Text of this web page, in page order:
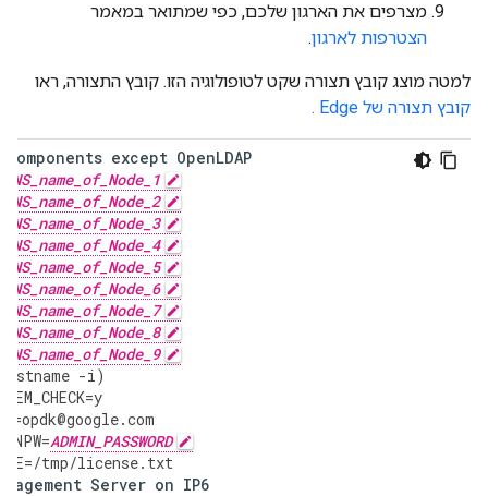
מצרפים את הארגון שלכם, כפי שמתואר במאמר
הצטרפות לארגון.
למטה מוצג קובץ תצורה שקט לטופולוגיה הזו. קובץ התצורה, ראו
קובץ תצורה של Edge .
components except OpenLDAP
hostname -i)
=y
=opdk@google.com
=ADMIN_PASSWORD
=/tmp/license.txt
Server on IP6